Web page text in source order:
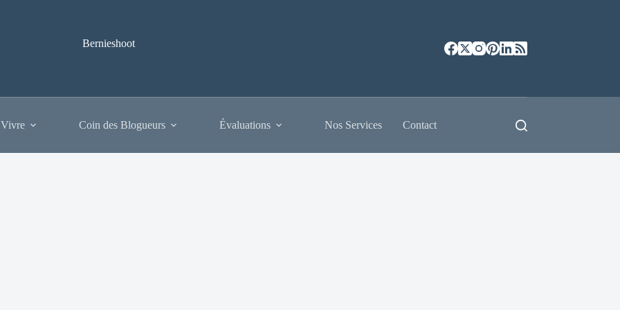
Bernieshoot
Coin des Blogueurs Évaluations Nos Services Contact